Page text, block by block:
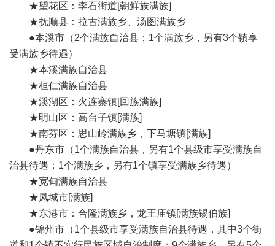
★望花区：李石街道[朝鲜族满族]
★抚顺县：拉古满族乡、汤图满族乡
●本溪市（2个满族自治县；1个满族乡，另有3个镇享
受满族乡待遇）
★本溪满族自治县
★桓仁满族自治县
★溪湖区：火连寨镇[回族满族]
★明山区：高台子镇[满族]
★南芬区：思山岭满族乡，下马塘镇[满族]
●丹东市（1个满族自治县，另有1个县级市享受满族自
治县待遇；1个满族乡，另有1个镇享受满族乡待遇）
★宽甸满族自治县
★凤城市[满族]
★东港市：合隆满族乡，龙王庙镇[满族锡伯族]
●锦州市（1个县级市享受满族自治县待遇，其中3个街